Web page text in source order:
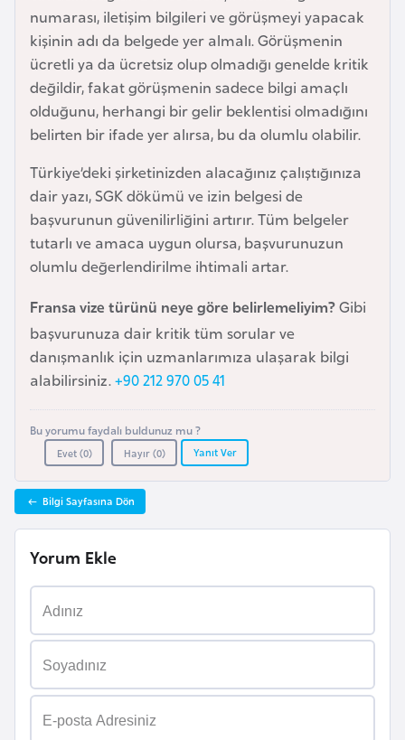
numarası, iletişim bilgileri ve görüşmeyi yapacak
kişinin adı da belgede yer almalı. Görüşmenin
ücretli ya da ücretsiz olup olmadığı genelde kritik
değildir, fakat görüşmenin sadece bilgi amaçlı
olduğunu, herhangi bir gelir beklentisi olmadığını
belirten bir ifade yer alırsa, bu da olumlu olabilir.
Türkiye’deki şirketinizden alacağınız çalıştığınıza
dair yazı, SGK dökümü ve izin belgesi de
başvurunun güvenilirliğini artırır. Tüm belgeler
tutarlı ve amaca uygun olursa, başvurunuzun
olumlu değerlendirilme ihtimali artar.
Fransa vize türünü neye göre belirlemeliyim?Gibi
başvurunuza dair kritik tüm sorular ve
danışmanlık için uzmanlarımıza ulaşarak bilgi
alabilirsiniz.+90 212 970 05 41
Bu yorumu faydalı buldunuz mu ?
Evet (0) Hayır (0) Yanıt Ver
Bilgi Sayfasına Dön
Yorum Ekle
s
B
e
l
ç
i
k
a
B
n
i
n
B
o
n
a
H
e
r
e
B